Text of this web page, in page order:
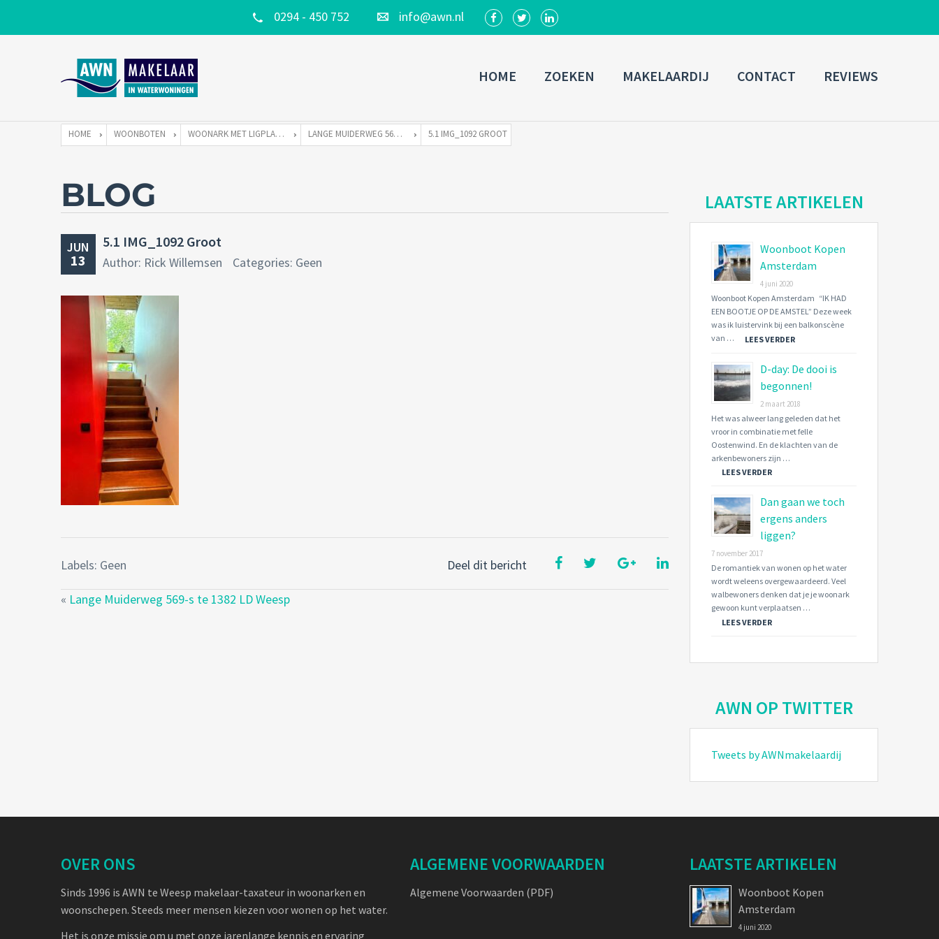
0294 - 450 752 info@awn.nl
Username
Connect with:
Forgot
password? SIGN IN
Remember me
HOME ZOEKEN MAKELAARDIJ CONTACT REVIEWS
HOME WOONBOTEN WOONARK MET LIGPLAATS LANGE MUIDERWEG 569-S TE 1382 LD WEESP 5.1 IMG_1092 GROOT
BLOG
JUN
13
5.1 IMG_1092 Groot
Author: Rick Willemsen Categories: Geen
Deel dit bericht
Labels: Geen
« Lange Muiderweg 569-s te 1382 LD Weesp
LAATSTE ARTIKELEN
Woonboot Kopen
Amsterdam
4 juni 2020
Woonboot Kopen Amsterdam “IK HAD
EEN BOOTJE OP DE AMSTEL” Deze week
was ik luistervink bij een balkonscène
van …
LEES VERDER
D-day: De dooi is
begonnen!
2 maart 2018
Het was alweer lang geleden dat het
vroor in combinatie met felle
Oostenwind. En de klachten van de
arkenbewoners zijn …
LEES VERDER
Dan gaan we toch
ergens anders
liggen?
7 november 2017
De romantiek van wonen op het water
wordt weleens overgewaardeerd. Veel
walbewoners denken dat je je woonark
gewoon kunt verplaatsen …
LEES VERDER
AWN OP TWITTER
Tweets by AWNmakelaardij
OVER ONS
Sinds 1996 is AWN te Weesp makelaar-taxateur in woonarken en
woonschepen. Steeds meer mensen kiezen voor wonen op het water.
Het is onze missie om u met onze jarenlange kennis en ervaring
ALGEMENE VOORWAARDEN
Algemene Voorwaarden (PDF)
LAATSTE ARTIKELEN
Woonboot Kopen
Amsterdam
4 juni 2020